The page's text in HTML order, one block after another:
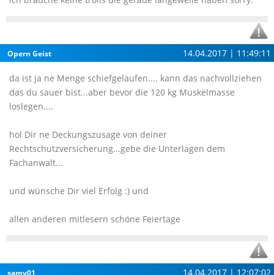
Opern Geist 14.04.2017 | 11:49:11
da ist ja ne Menge schiefgelaufen.... kann das nachvollziehen
das du sauer bist...aber bevor die 120 kg Muskelmasse
loslegen....
hol Dir ne Deckungszusage von deiner
Rechtschutzversicherung...gebe die Unterlagen dem
Fachanwalt...
und wünsche Dir viel Erfolg :) und
allen anderen mitlesern schöne Feiertage
samy01 14.04.2017 | 12:07:02